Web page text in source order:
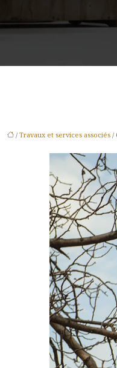
/ Travaux et services associés /